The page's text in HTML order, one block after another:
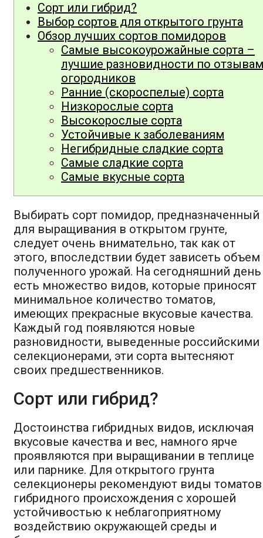
Сорт или гибрид?
Выбор сортов для открытого грунта
Обзор лучших сортов помидоров
Самые высокоурожайные сорта –
лучшие разновидности по отзывам
огородников
Ранние (скороспелые) сорта
Низкорослые сорта
Высокорослые сорта
Устойчивые к заболеваниям
Негибридные сладкие сорта
Самые сладкие сорта
Самые вкусные сорта
Выбирать сорт помидор, предназначенный
для выращивания в открытом грунте,
следует очень внимательно, так как от
этого, впоследствии будет зависеть объем
полученного урожай. На сегодняшний день
есть множество видов, которые приносят
минимальное количество томатов,
имеющих прекрасные вкусовые качества.
Каждый год появляются новые
разновидности, выведенные российскими
селекционерами, эти сорта вытесняют
своих предшественников.
Сорт или гибрид?
Достоинства гибридных видов, исключая
вкусовые качества и вес, намного ярче
проявляются при выращивании в теплице
или парнике. Для открытого грунта
селекционеры рекомендуют виды томатов
гибридного происхождения с хорошей
устойчивостью к неблагоприятному
воздействию окружающей среды и